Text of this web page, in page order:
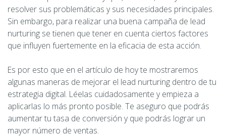
resolver sus problemáticas y sus necesidades principales.
Sin embargo, para realizar una buena campaña de lead
nurturing se tienen que tener en cuenta ciertos factores
que influyen fuertemente en la eficacia de esta acción.
Es por esto que en el artículo de hoy te mostraremos
algunas maneras de mejorar el lead nurturing dentro de tu
estrategia digital. Léelas cuidadosamente y empieza a
aplicarlas lo más pronto posible. Te aseguro que podrás
aumentar tu tasa de conversión y que podrás lograr un
mayor número de ventas.